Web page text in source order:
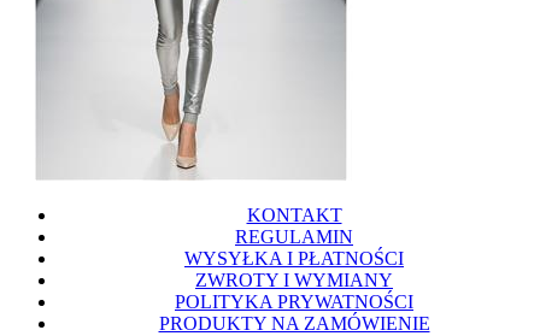
KONTAKT
REGULAMIN
WYSYŁKA I PŁATNOŚCI
ZWROTY I WYMIANY
POLITYKA PRYWATNOŚCI
PRODUKTY NA ZAMÓWIENIE